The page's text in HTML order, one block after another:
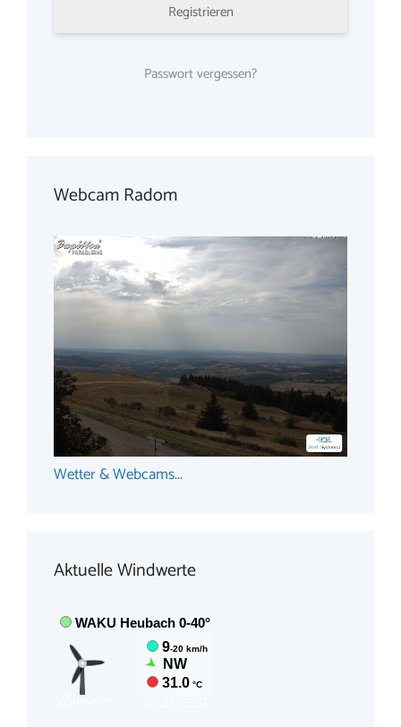
Registrieren
Passwort vergessen?
Webcam Radom
Wetter & Webcams...
Aktuelle Windwerte